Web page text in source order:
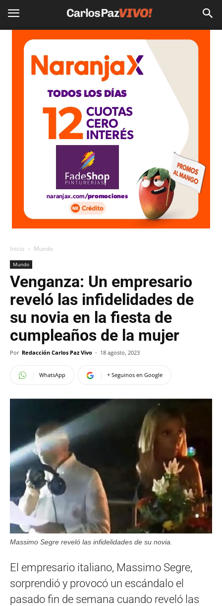
Inicio Mundo
Mundo
Venganza: Un empresario
reveló las infidelidades de
su novia en la fiesta de
cumpleaños de la mujer
Por Redacción Carlos Paz Vivo - 18 agosto, 2023
WhatsApp + Seguinos en Google
Massimo Segre reveló las infidelidades de su novia.
El empresario italiano, Massimo Segre,
sorprendió y provocó un escándalo el
pasado fin de semana cuando reveló las